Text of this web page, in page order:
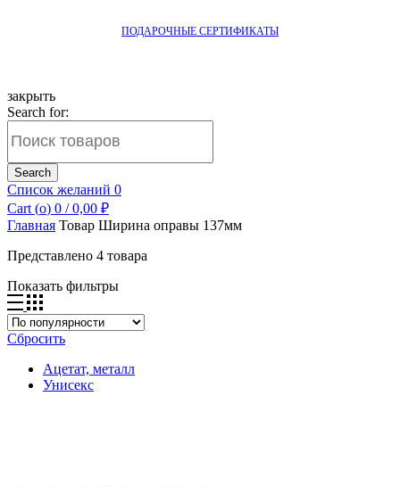
ПОДАРОЧНЫЕ СЕРТИФИКАТЫ
закрыть
Search for:
Search
Список желаний 0
Cart (o) 0 / 0,00 ₽
Главная Товар Ширина оправы 137мм
Представлено 4 товара
Показать фильтры
Сбросить
Ацетат, металл
Унисекс